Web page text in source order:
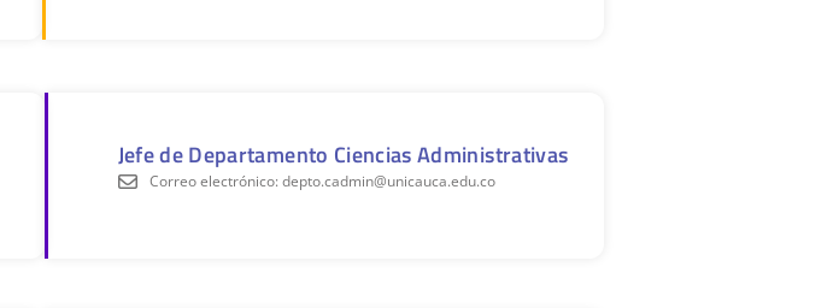
Jefe de Departamento Ciencias Administrativas
Correo electrónico: depto.cadmin@unicauca.edu.co